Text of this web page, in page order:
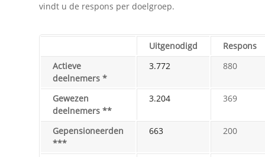
vindt u de respons per doelgroep.
Uitgenodigd
Respons
Actieve
deelnemers *
3.772 880
Gewezen
deelnemers **
3.204 369
Gepensioneerden
***
663 200